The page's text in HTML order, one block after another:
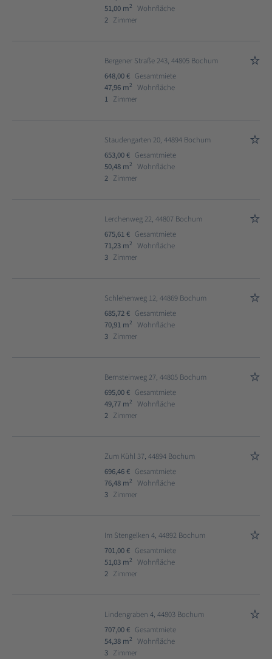
51,00 m2
Wohnfläche
2 Zimmer
Bergener Straße 243, 44805 Bochum
648,00 € Gesamtmiete
47,96 m2
Wohnfläche
1 Zimmer
Staudengarten 20, 44894 Bochum
653,00 € Gesamtmiete
50,48 m2
Wohnfläche
2 Zimmer
Lerchenweg 22, 44807 Bochum
675,61 € Gesamtmiete
71,23 m2
Wohnfläche
3 Zimmer
Schlehenweg 12, 44869 Bochum
685,72 € Gesamtmiete
70,91 m2
Wohnfläche
3 Zimmer
Bernsteinweg 27, 44805 Bochum
695,00 € Gesamtmiete
49,77 m2
Wohnfläche
2 Zimmer
Zum Kühl 37, 44894 Bochum
696,46 € Gesamtmiete
76,48 m2
Wohnfläche
3 Zimmer
Im Stengelken 4, 44892 Bochum
701,00 € Gesamtmiete
51,03 m2
Wohnfläche
2 Zimmer
Lindengraben 4, 44803 Bochum
707,00 € Gesamtmiete
54,38 m2
Wohnfläche
3 Zimmer